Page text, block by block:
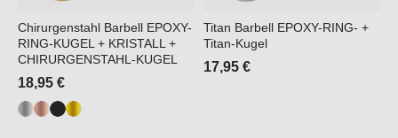
Chirurgenstahl Barbell EPOXY-
RING-KUGEL + KRISTALL +
CHIRURGENSTAHL-KUGEL
18,95 €
Titan Barbell EPOXY-RING- +
Titan-Kugel
17,95 €